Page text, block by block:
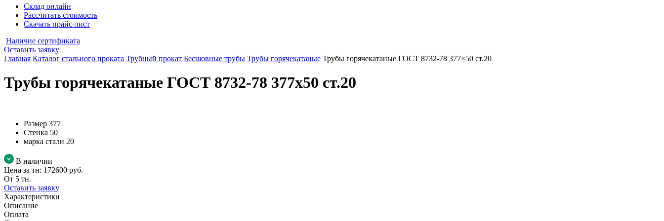
Склад онлайн
Рассчитать стоимость
Скачать прайс-лист
Наличие сертификата
Оставить заявку
Главная Каталог стального проката Трубный прокат Бесшовные трубы Трубы горячекатаные Трубы горячекатаные ГОСТ 8732-78 377×50 ст.20
Трубы горячекатаные ГОСТ 8732-78 377x50 ст.20
Размер 377
Стенка 50
марка стали 20
В наличии
Цена за тн: 172600 руб.
От 5 тн.
Оставить заявку
Характеристики
Описание
Оплата